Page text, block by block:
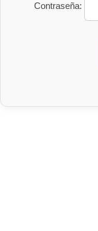
Contraseña: